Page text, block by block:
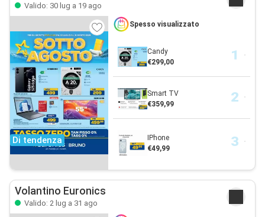
Valido: 30 lug a 19 ago
Di tendenza
Spesso visualizzato
Candy
€299,00
Smart TV
€359,99
IPhone
€49,99
Volantino Euronics
Valido: 2 lug a 31 ago